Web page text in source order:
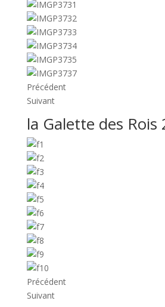
Précédent
Suivant
la Galette des Rois
Précédent
Suivant